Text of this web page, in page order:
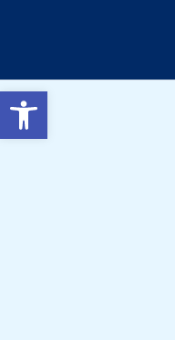
Abrir barra de herramientas